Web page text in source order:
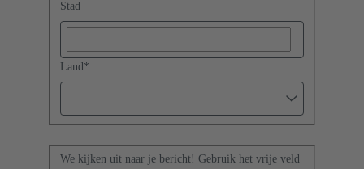
Stad
Land *
We kijken uit naar je bericht! Gebruik het vrije veld